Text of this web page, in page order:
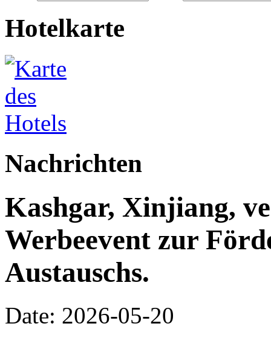
Hotelkarte
Nachrichten
Kashgar, Xinjiang,
Werbeevent zur
Austauschs.
Date: 2026-05-20